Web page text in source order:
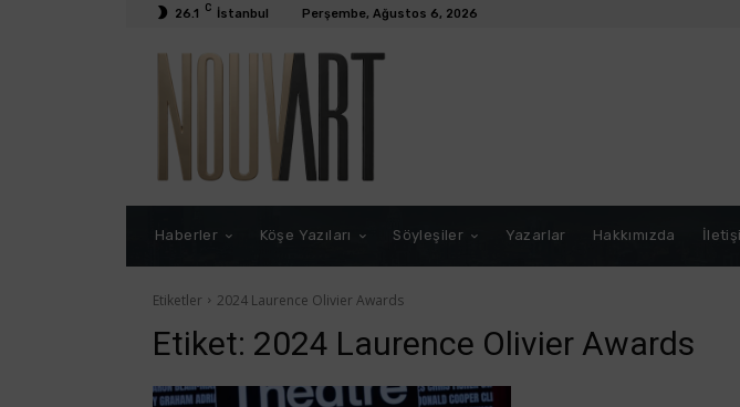
26.1 C İstanbul Perşembe, Ağustos 6, 2026
Haberler Köşe Yazıları Söyleşiler Yazarlar Hakkımızda
Etiketler 2024 Laurence Olivier Awards
Etiket: 2024 Laurence Olivier Awards